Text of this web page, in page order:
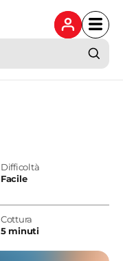
Difficoltà
Facile
Cottura
5 minuti